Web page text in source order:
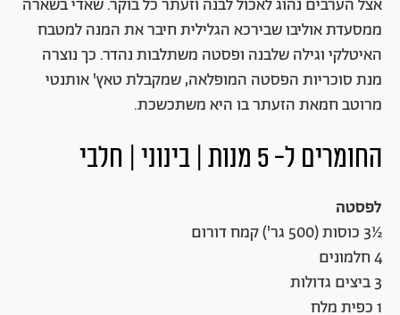
אצל הערבים נהוג לאכול לבנה וזעתר כל בוקר. שאדי בשארה
ממסעדת אוליבו שבירכא הגלילית חיבר את המנה למטבח
האיטלקי וגילה שלבנה ופסטה משתלבות נהדר. כך נוצרה
מנת סוכריות הפסטה המופלאה, שמקבלת טאץ' אותנטי
מרוטב חמאת הזעתר בו היא משתכשכת.
החומרים ל- 5 מנות | בינוני | חלבי
לפסטה
½3 כוסות (500 גר') קמח דורום
4 חלמונים
3 ביצים גדולות
1 כפית מלח